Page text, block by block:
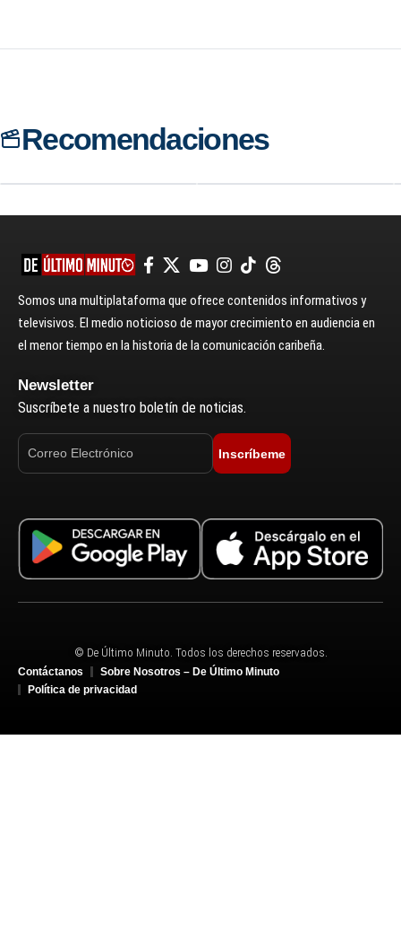
Recomendaciones
Ant-Man and the Wasp:
Capitán América: Civil
Somos una multiplataforma que ofrece contenidos informativos y
televisivos. El medio noticioso de mayor crecimiento en audiencia en
el menor tiempo en la historia de la comunicación caribeña.
Newsletter
Suscríbete a nuestro boletín de noticias.
Inscríbeme
© De Último Minuto. Todos los derechos reservados.
Contáctanos
Sobre Nosotros – De Último Minuto
Política de privacidad